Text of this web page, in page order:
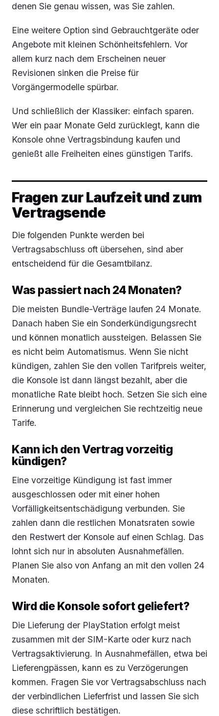
denen Sie genau wissen, was Sie zahlen.
Eine weitere Option sind Gebrauchtgeräte oder
Angebote mit kleinen Schönheitsfehlern. Vor
allem kurz nach dem Erscheinen neuer
Revisionen sinken die Preise für
Vorgängermodelle spürbar.
Und schließlich der Klassiker: einfach sparen.
Wer ein paar Monate Geld zurücklegt, kann die
Konsole ohne Vertragsbindung kaufen und
genießt alle Freiheiten eines günstigen Tarifs.
Fragen zur Laufzeit und zum
Vertragsende
Die folgenden Punkte werden bei
Vertragsabschluss oft übersehen, sind aber
entscheidend für die Gesamtbilanz.
Was passiert nach 24 Monaten?
Die meisten Bundle-Verträge laufen 24 Monate.
Danach haben Sie ein Sonderkündigungsrecht
und können monatlich aussteigen. Belassen Sie
es nicht beim Automatismus. Wenn Sie nicht
kündigen, zahlen Sie den vollen Tarifpreis weiter,
die Konsole ist dann längst bezahlt, aber die
monatliche Rate bleibt hoch. Setzen Sie sich eine
Erinnerung und vergleichen Sie rechtzeitig neue
Tarife.
Kann ich den Vertrag vorzeitig
kündigen?
Eine vorzeitige Kündigung ist fast immer
ausgeschlossen oder mit einer hohen
Vorfälligkeitsentschädigung verbunden. Sie
zahlen dann die restlichen Monatsraten sowie
den Restwert der Konsole auf einen Schlag. Das
lohnt sich nur in absoluten Ausnahmefällen.
Planen Sie also von Anfang an mit den vollen 24
Monaten.
Wird die Konsole sofort geliefert?
Die Lieferung der PlayStation erfolgt meist
zusammen mit der SIM-Karte oder kurz nach
Vertragsaktivierung. In Ausnahmefällen, etwa bei
Lieferengpässen, kann es zu Verzögerungen
kommen. Fragen Sie vor Vertragsabschluss nach
der verbindlichen Lieferfrist und lassen Sie sich
diese schriftlich bestätigen.